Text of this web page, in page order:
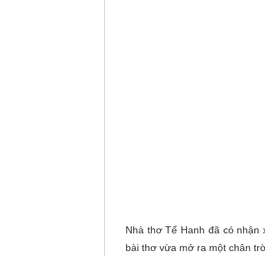
Nhà thơ Tế Hanh đã có nhận
bài thơ vừa mở ra một chân